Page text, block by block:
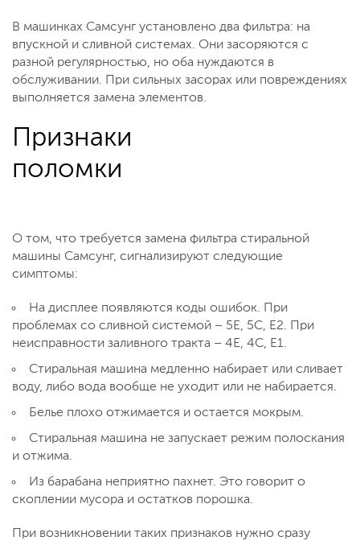
В машинках Самсунг установлено два фильтра: на
впускной и сливной системах. Они засоряются с
разной регулярностью, но оба нуждаются в
обслуживании. При сильных засорах или повреждениях
выполняется замена элементов.
Признаки
поломки
О том, что требуется замена фильтра стиральной
машины Самсунг, сигнализируют следующие
симптомы:
На дисплее появляются коды ошибок. При
проблемах со сливной системой – 5Е, 5С, Е2. При
неисправности заливного тракта – 4Е, 4С, Е1.
Стиральная машина медленно набирает или сливает
воду, либо вода вообще не уходит или не набирается.
Белье плохо отжимается и остается мокрым.
Стиральная машина не запускает режим полоскания
и отжима.
Из барабана неприятно пахнет. Это говорит о
скоплении мусора и остатков порошка.
При возникновении таких признаков нужно сразу